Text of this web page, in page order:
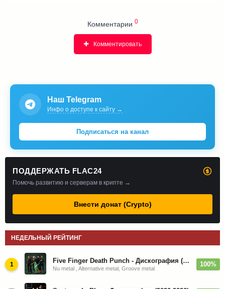
Комментарии 0
Комментировать
Наш Telegram
Инфо о доступе к сайту →
Подписаться на канал
ПОДДЕРЖАТЬ FLAC24
Помочь развитию и серверам в крипте →
Внести донат (Crypto)
НЕДЕЛЬНЫЙ РЕЙТИНГ
1 Five Finger Death Punch - Дискография (2008-2026)
Nu metal , Alternative metal, Groove metal
100%